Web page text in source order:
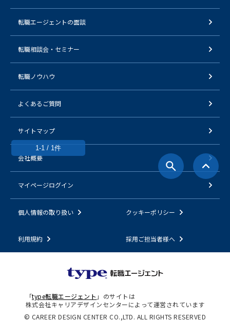
1-1 / 1件
転職エージェントの面談
転職相談会・セミナー
転職ノウハウ
よくあるご質問
サイトマップ
会社概要
マイページログイン
個人情報の取り扱い クッキーポリシー
利用規約 採用ご担当者様へ
「type転職エージェント 」のサイトは
株式会社キャリアデザインセンターによって運営されています
© CAREER DESIGN CENTER CO.,LTD. ALL RIGHTS RESERVED